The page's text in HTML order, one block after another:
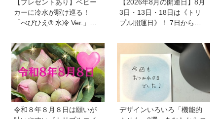
【プレゼントあり】ベビー
カーに冷水が駆け巡る！
「べびひえ® 水冷 Ver.」で
かけをサポート
【2026年8月の開運日】8月
3日・13日・18日は《トリ
プル開運日》！ 7日から
星」が、天秤座と蠍座に長
期滞在を開始！
令和８年８月８日は願いが
デザインいろいろ「機能的